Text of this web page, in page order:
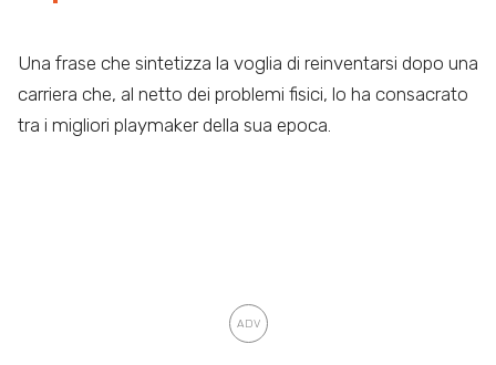
Una frase che sintetizza la voglia di reinventarsi dopo una
carriera che, al netto dei problemi fisici, lo ha consacrato
tra i migliori playmaker della sua epoca.